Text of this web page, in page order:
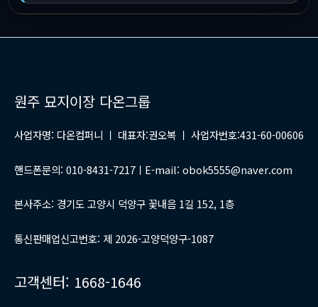
원주 묘지이장 다온그룹
사업자명: 다온컴퍼니 ㅣ 대표자:권오복 ㅣ 사업자번호:431-60-00606
핸드폰문의: 010-8431-7217ㅣE-mail: obok5555@naver.com
본사주소: 경기도 고양시 덕양구 꽃내음 1길 152, 1층
통신판매업신고번호: 제 2026-고양덕양구-1087
고객센터: 1668-1646